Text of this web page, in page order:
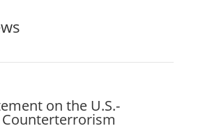
on the U.S.-